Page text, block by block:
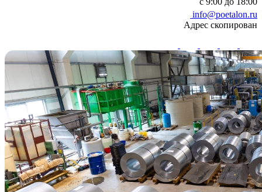
info@poetalon.ru
Адрес скопирован